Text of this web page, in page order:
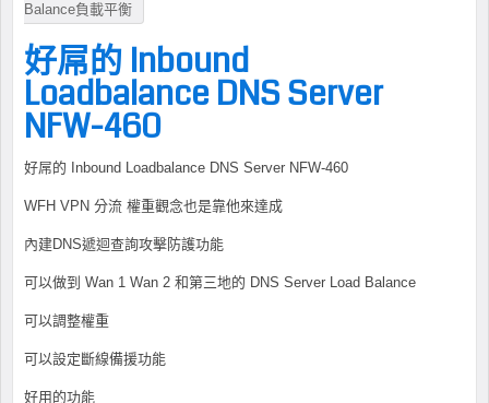
Balance負載平衡
好屌的 Inbound
Loadbalance DNS Server
NFW-460
好屌的 Inbound Loadbalance DNS Server NFW-460
WFH VPN 分流 權重觀念也是靠他來達成
內建DNS遞迴查詢攻擊防護功能
可以做到 Wan 1 Wan 2 和第三地的 DNS Server Load Balance
可以調整權重
可以設定斷線備援功能
好用的功能